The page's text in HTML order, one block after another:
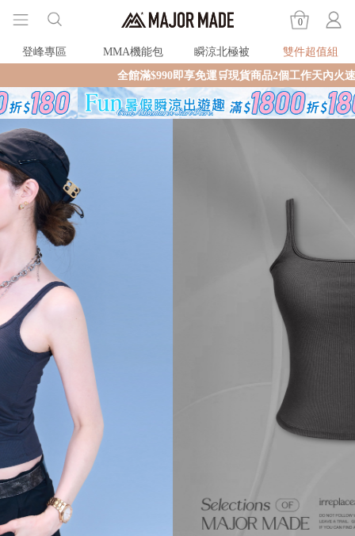
0
登峰專區 MMA機能包 瞬涼北極被
雙件超值組
全館滿$990即享免運🛒現貨商品2個工作天內火速寄出